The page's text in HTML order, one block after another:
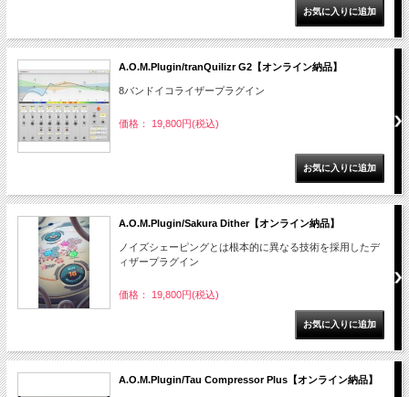
A.O.M.Plugin/tranQuilizr G2【オンライン納品】
8バンドイコライザープラグイン
価格： 19,800円(税込)
A.O.M.Plugin/Sakura Dither【オンライン納品】
ノイズシェーピングとは根本的に異なる技術を採用したデ
ィザープラグイン
価格： 19,800円(税込)
A.O.M.Plugin/Tau Compressor Plus【オンライン納品】